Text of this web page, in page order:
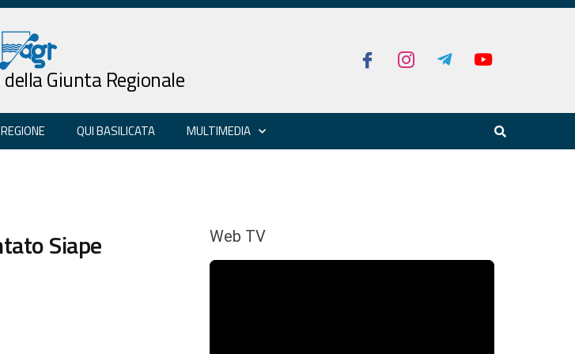
Giunta Regionale
QUI BASILICATA MULTIMEDIA
Siape
Web TV